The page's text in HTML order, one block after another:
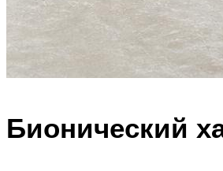
Бионический